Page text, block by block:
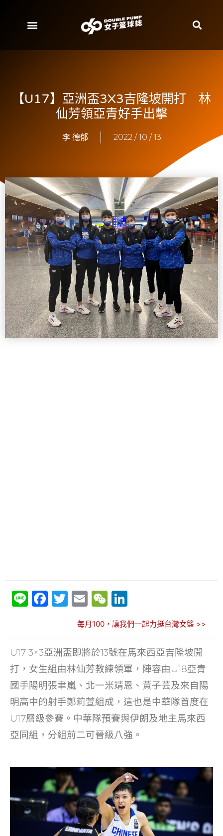
【U17】亞洲盃3X3吉隆坡開打 林
仙芳領亞青好手出擊
李 德郁 2022 / 10 / 13
Li F
e
b
o
o
k
T
itt
er
E
ai
l
W
C
h
at
k
e
dI
n
每月100，讓我們一起力挺台灣女籃 >>
U17 3×3亞洲盃即將於13號在馬來西亞吉隆坡開
打，女生組由林仙芳教練領軍，陣容由U18亞青
國手陽明張聿嵐、北一米靖恩、黃子芸及來自陽
明高中的射手鄭莉萱組成，這也是中華隊首度在
U17層級參賽。中華隊預賽與伊朗及地主馬來西
亞同組，分組前二可晉級八強。